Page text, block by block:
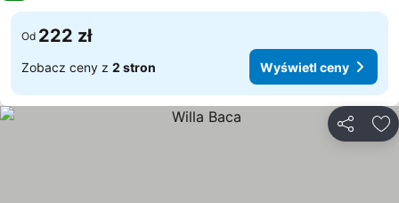
Od 222 zł
Zobacz ceny z 2 stron Wyświetl ceny